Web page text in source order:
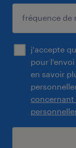
j'accepte
pour
en savoir
concernant